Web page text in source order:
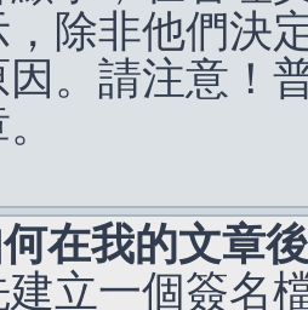
除非他們決
。請注意！
在我的文章
立一個簽名